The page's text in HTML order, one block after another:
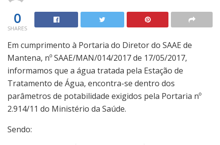
0
SHARES
Em cumprimento à Portaria do Diretor do SAAE de
Mantena, nº SAAE/MAN/014/2017 de 17/05/2017,
informamos que a água tratada pela Estação de
Tratamento de Água, encontra-se dentro dos
parâmetros de potabilidade exigidos pela Portaria nº
2.914/11 do Ministério da Saúde.
Sendo: